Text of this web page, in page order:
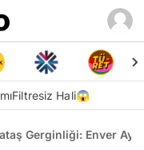
Filtresiz Hali😱
Gerginliği: Enver